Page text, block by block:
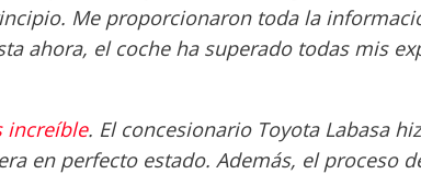
Me proporcionaron toda la
ahora, el coche ha superado todas mis
increíble. El concesionario Toyota Labasa
en perfecto estado. Además, el proceso